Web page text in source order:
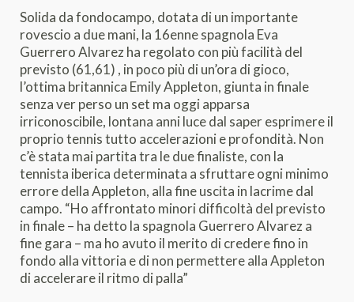
Solida da fondocampo, dotata di un importante
rovescio a due mani, la 16enne spagnola Eva
Guerrero Alvarez ha regolato con più facilità del
previsto (61,61) , in poco più di un’ora di gioco,
l’ottima britannica Emily Appleton, giunta in finale
senza ver perso un set ma oggi apparsa
irriconoscibile, lontana anni luce dal saper esprimere il
proprio tennis tutto accelerazioni e profondità. Non
c’è stata mai partita tra le due finaliste, con la
tennista iberica determinata a sfruttare ogni minimo
errore della Appleton, alla fine uscita in lacrime dal
campo. “Ho affrontato minori difficoltà del previsto
in finale – ha detto la spagnola Guerrero Alvarez a
fine gara – ma ho avuto il merito di credere fino in
fondo alla vittoria e di non permettere alla Appleton
di accelerare il ritmo di palla”